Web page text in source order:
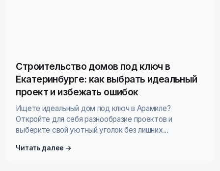
Строительство домов под ключ в
Екатеринбурге: как выбрать идеальный
проект и избежать ошибок
Ищете идеальный дом под ключ в Арамиле?
Откройте для себя разнообразие проектов и
выберите свой уютный уголок без лишних...
Читать далее →